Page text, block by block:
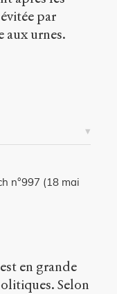
par
aux urnes.
n°997 (18 mai
en grande
Selon